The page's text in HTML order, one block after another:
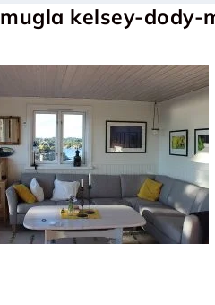
kelsey-dody-